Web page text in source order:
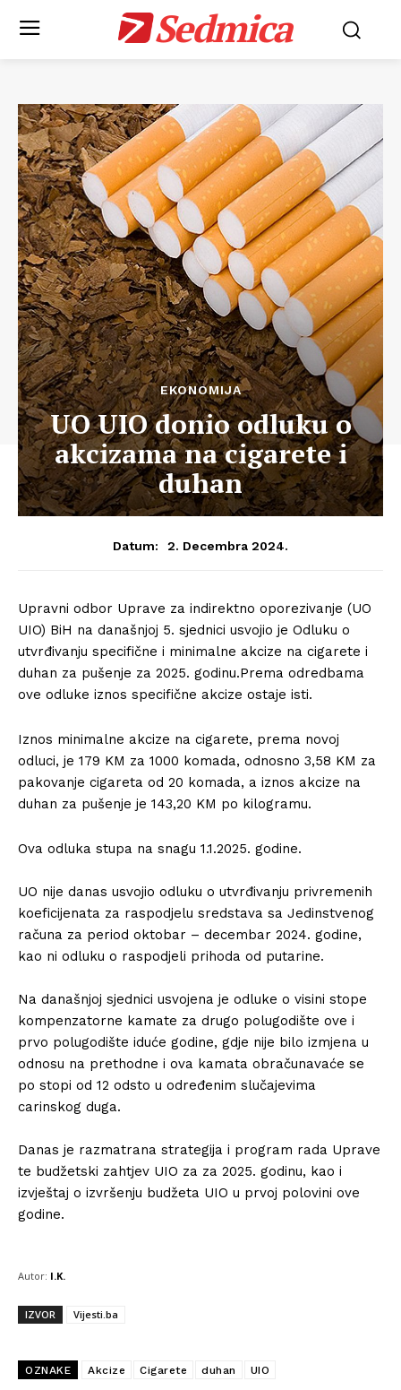
Sedmica
EKONOMIJA
UO UIO donio odluku o
akcizama na cigarete i
duhan
Datum: 2. Decembra 2024.
Upravni odbor Uprave za indirektno oporezivanje (UO
UIO) BiH na današnjoj 5. sjednici usvojio je Odluku o
utvrđivanju specifične i minimalne akcize na cigarete i
duhan za pušenje za 2025. godinu.Prema odredbama
ove odluke iznos specifične akcize ostaje isti.
Iznos minimalne akcize na cigarete, prema novoj
odluci, je 179 KM za 1000 komada, odnosno 3,58 KM za
pakovanje cigareta od 20 komada, a iznos akcize na
duhan za pušenje je 143,20 KM po kilogramu.
Ova odluka stupa na snagu 1.1.2025. godine.
UO nije danas usvojio odluku o utvrđivanju privremenih
koeficijenata za raspodjelu sredstava sa Jedinstvenog
računa za period oktobar – decembar 2024. godine,
kao ni odluku o raspodjeli prihoda od putarine.
Na današnjoj sjednici usvojena je odluke o visini stope
kompenzatorne kamate za drugo polugodište ove i
prvo polugodište iduće godine, gdje nije bilo izmjena u
odnosu na prethodne i ova kamata obračunavaće se
po stopi od 12 odsto u određenim slučajevima
carinskog duga.
Danas je razmatrana strategija i program rada Uprave
te budžetski zahtjev UIO za za 2025. godinu, kao i
izvještaj o izvršenju budžeta UIO u prvoj polovini ove
godine.
Autor: I.K.
IZVOR Vijesti.ba
OZNAKE Akcize Cigarete duhan UIO